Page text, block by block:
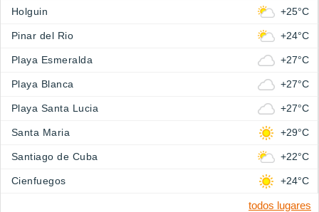
Holguin +25°C
Pinar del Rio +24°C
Playa Esmeralda +27°C
Playa Blanca +27°C
Playa Santa Lucia +27°C
Santa Maria +29°C
Santiago de Cuba +22°C
Cienfuegos +24°C
todos lugares